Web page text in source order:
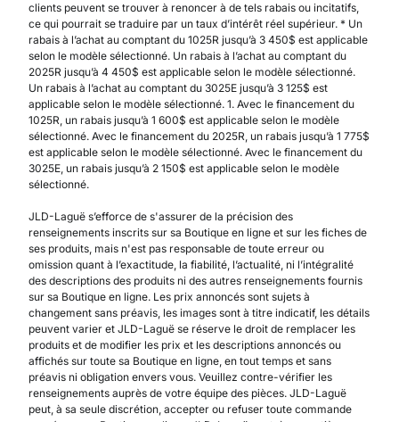
clients peuvent se trouver à renoncer à de tels rabais ou incitatifs,
ce qui pourrait se traduire par un taux d’intérêt réel supérieur. * Un
rabais à l’achat au comptant du 1025R jusqu’à 3 450$ est applicable
selon le modèle sélectionné. Un rabais à l’achat au comptant du
2025R jusqu’à 4 450$ est applicable selon le modèle sélectionné.
Un rabais à l’achat au comptant du 3025E jusqu’à 3 125$ est
applicable selon le modèle sélectionné. 1. Avec le financement du
1025R, un rabais jusqu’à 1 600$ est applicable selon le modèle
sélectionné. Avec le financement du 2025R, un rabais jusqu’à 1 775$
est applicable selon le modèle sélectionné. Avec le financement du
3025E, un rabais jusqu’à 2 150$ est applicable selon le modèle
sélectionné.
JLD-Laguë s’efforce de s'assurer de la précision des
renseignements inscrits sur sa Boutique en ligne et sur les fiches de
ses produits, mais n'est pas responsable de toute erreur ou
omission quant à l’exactitude, la fiabilité, l’actualité, ni l’intégralité
des descriptions des produits ni des autres renseignements fournis
sur sa Boutique en ligne. Les prix annoncés sont sujets à
changement sans préavis, les images sont à titre indicatif, les détails
peuvent varier et JLD-Laguë se réserve le droit de remplacer les
produits et de modifier les prix et les descriptions annoncés ou
affichés sur toute sa Boutique en ligne, en tout temps et sans
préavis ni obligation envers vous. Veuillez contre-vérifier les
renseignements auprès de votre équipe des pièces. JLD-Laguë
peut, à sa seule discrétion, accepter ou refuser toute commande